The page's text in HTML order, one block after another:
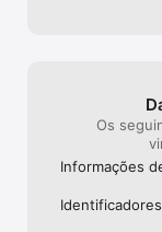
Os
Informações
Identificado­res